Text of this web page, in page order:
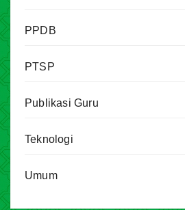
PPDB
PTSP
Publikasi Guru
Teknologi
Umum